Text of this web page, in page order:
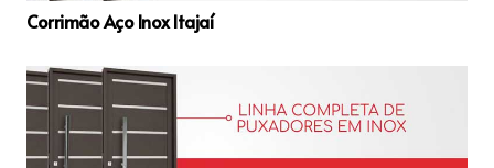
Corrimão Aço Inox Itajaí